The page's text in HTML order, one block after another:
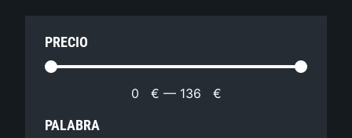
PRECIO
0 € — 136 €
PALABRA